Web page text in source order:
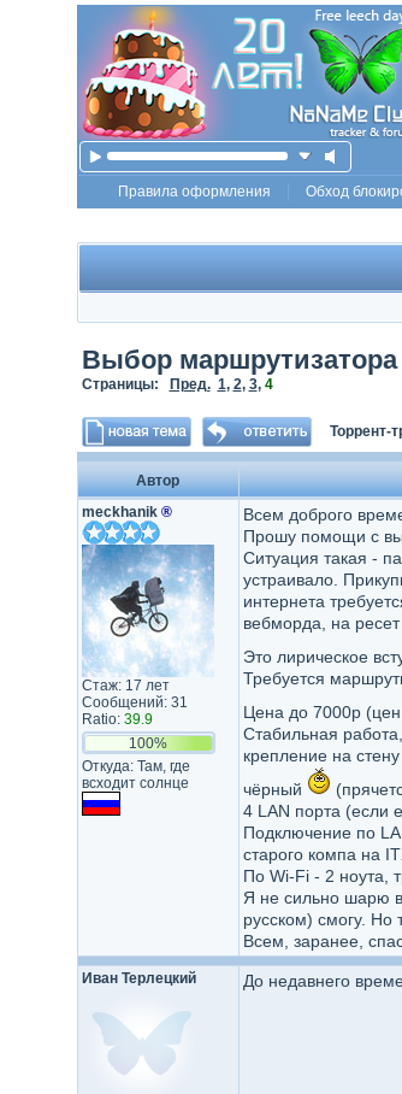
Правила оформления Обход
Выбор маршрутизатора
Страницы: Пред. 1, 2, 3, 4
Торрент-
Автор
meckhanik ®
Стаж: 17 лет
Сообщений: 31
Ratio: 39.9
100%
Откуда: Там, где
всходит солнце
Всем доброго
Прошу помощи с
Ситуация такая -
устраивало.
интернета
вебморда, на ресет
Это лирическое
Требуется
Цена до 7000р
Стабильная работа,
крепление на стену
чёрный
4 LAN порта (если
Подключение по
старого компа на
По Wi-Fi - 2 ноута,
Я не сильно шарю
русском) смогу. Но
Всем, заранее,
Иван Терлецкий До недавнего